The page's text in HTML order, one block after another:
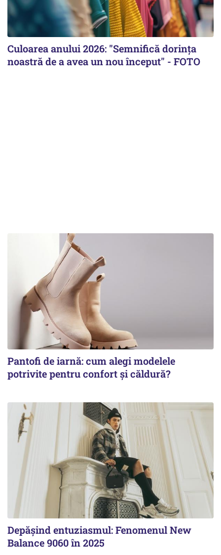
Culoarea anului 2026: "Semnifică dorința
noastră de a avea un nou început" - FOTO
Pantofi de iarnă: cum alegi modelele
potrivite pentru confort și căldură?
Depășind entuziasmul: Fenomenul New
Balance 9060 în 2025